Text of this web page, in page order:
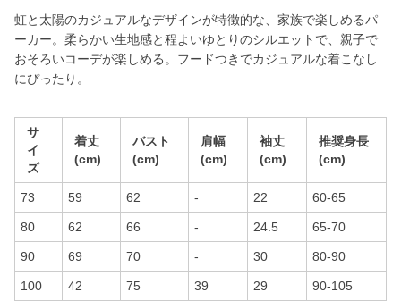
虹と太陽のカジュアルなデザインが特徴的な、家族で楽しめるパ
ーカー。柔らかい生地感と程よいゆとりのシルエットで、親子で
おそろいコーデが楽しめる。フードつきでカジュアルな着こなし
にぴったり。
サ
イ
ズ
着丈
(cm)
バスト
(cm)
肩幅
(cm)
袖丈
(cm)
推奨身長
(cm)
73 59 62 - 22 60-65
80 62 66 - 24.5 65-70
90 69 70 - 30 80-90
100 42 75 39 29 90-105